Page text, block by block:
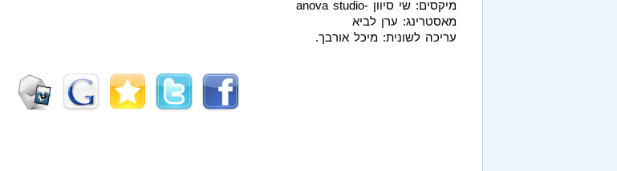
מיקסים: שי סיוון -anova studio
מאסטרינג: ערן לביא
עריכה לשונית: מיכל אורבך.